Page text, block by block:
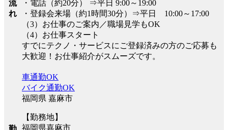
流
れ
・電話（約20分） ⇒平日 9:00～19:00
・登録会来場（約1時間30分）⇒平日 10:00～17:00
（3）お仕事のご案内／職場見学もOK
（4）お仕事スタート
すでにテクノ・サービスにご登録済みの方のご応募も
大歓迎！お仕事紹介がスムーズです。
車通勤OK
バイク通勤OK
福岡県 嘉麻市
【勤務地】
福岡県嘉麻市